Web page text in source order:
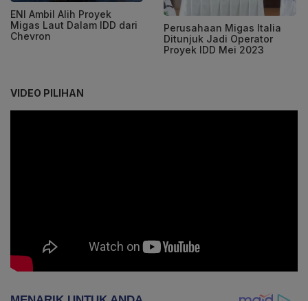
ENI Ambil Alih Proyek
Migas Laut Dalam IDD dari
Chevron
Perusahaan Migas Italia
Ditunjuk Jadi Operator
Proyek IDD Mei 2023
VIDEO PILIHAN